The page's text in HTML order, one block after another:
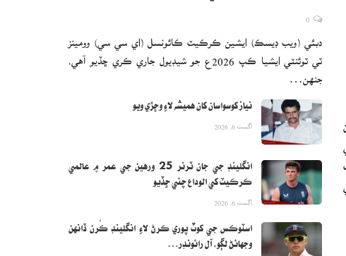
دبئي (ويب ڊيسڪ) ايشين ڪرڪيٽ ڪائونسل (اي سي سي) وومينز
ٽي ٽوئنٽي ايشيا ڪپ 2026ع جو شيڊيول جاري ڪري ڇڏيو آهي،
نياز کوسواسان کان هميشه لاءِ وڇڙي ويو
اگست 6, 2026
انگلينڊ جي جان ٽرنر 25 ورهين جي عمر ۾ عالمي
ڪرڪيٽ کي الوداع چئي ڇڏيو
اگست 6, 2026
اسٽوڪس جي کوٽ پوري ڪرڻ لاءِ انگلينڊ ڪُرن ڏانهن
وجهائڻ لڳو، آل رائونڊر…